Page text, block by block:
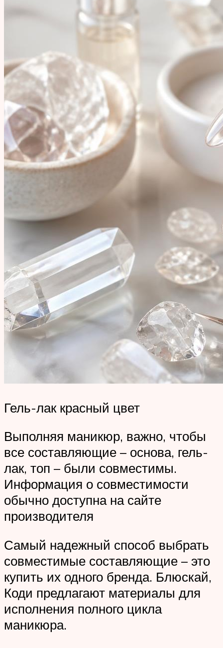
Гель-лак красный цвет
Выполняя маникюр, важно, чтобы
все составляющие – основа, гель-
лак, топ – были совместимы.
Информация о совместимости
обычно доступна на сайте
производителя
Самый надежный способ выбрать
совместимые составляющие – это
купить их одного бренда. Блюскай,
Коди предлагают материалы для
исполнения полного цикла
маникюра.